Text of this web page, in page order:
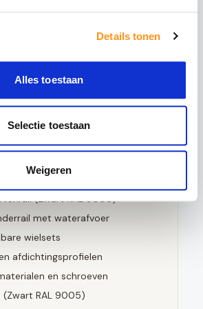
Details tonen
Alles toestaan
Selectie toestaan
Weigeren
grote temperatuurverschillen
stompe stukjes valt
12150-1 norm
bevat
geharde glaspanelen
(Zwart RAL 9005)
met waterafvoer
wielsets
afdichtingsprofielen
en schroeven
(Zwart RAL 9005)